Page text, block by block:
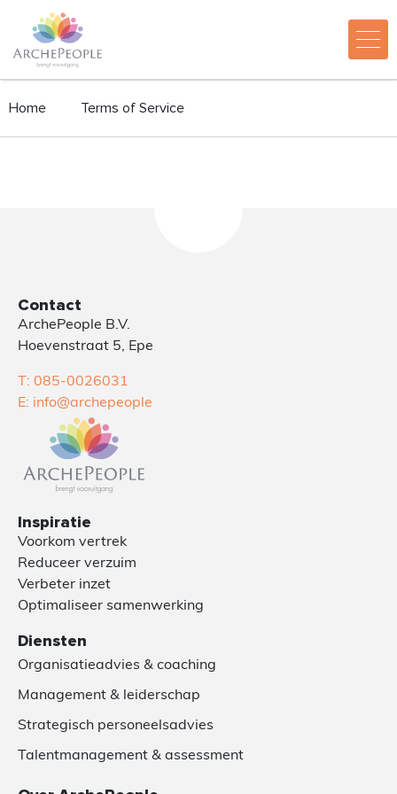
Home Terms of Service
Contact
ArchePeople B.V.
Hoevenstraat 5, Epe
T: 085-0026031
E: info@archepeople
Inspiratie
Voorkom vertrek
Reduceer verzuim
Verbeter inzet
Optimaliseer samenwerking
Diensten
Organisatieadvies & coaching
Management & leiderschap
Strategisch personeelsadvies
Talentmanagement & assessment